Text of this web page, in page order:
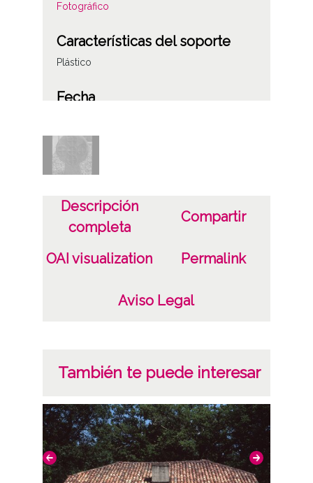
Fotográfico
Características del soporte
Plástico
Fecha
Lugar
Aquitania (Francia)
Licencia de las imágenes
CC BY-NC-SA 4.0
Descripción
completa
Compartir
OAI visualization Permalink
Aviso Legal
También te puede interesar